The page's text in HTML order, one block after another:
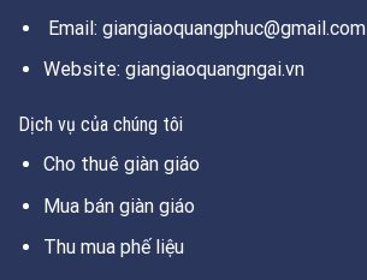
Email: giangiaoquangphuc@gmail.com
Website: giangiaoquangngai.vn
Dịch vụ của chúng tôi
Cho thuê giàn giáo
Mua bán giàn giáo
Thu mua phế liệu